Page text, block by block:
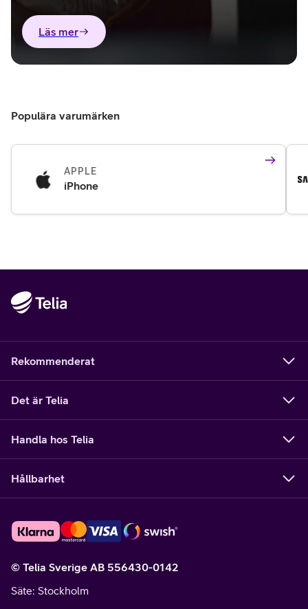
Läs mer
Populära varumärken
APPLE
iPhone
Rekommenderat
Det är Telia
Handla hos Telia
Hållbarhet
© Telia Sverige AB 556430-0142
Säte: Stockholm